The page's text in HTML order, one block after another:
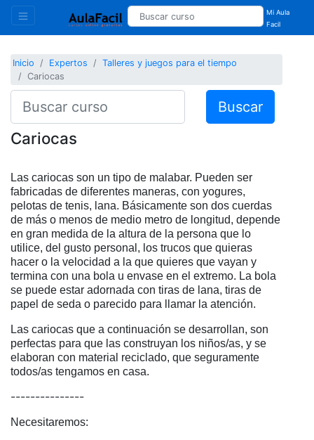
Mi Aula
Facil
Inicio Expertos
Talleres y juegos para el tiempo
Cariocas
Buscar
Cariocas
Las cariocas son un tipo de malabar. Pueden ser
fabricadas de diferentes maneras, con yogures,
pelotas de tenis, lana. Básicamente son dos cuerdas
de más o menos de medio metro de longitud, depende
en gran medida de la altura de la persona que lo
utilice, del gusto personal, los trucos que quieras
hacer o la velocidad a la que quieres que vayan y
termina con una bola u envase en el extremo. La bola
se puede estar adornada con tiras de lana, tiras de
papel de seda o parecido para llamar la atención.
Las cariocas que a continuación se desarrollan, son
perfectas para que las construyan los niños/as, y se
elaboran con material reciclado, que seguramente
todos/as tengamos en casa.
---------------
Necesitaremos: